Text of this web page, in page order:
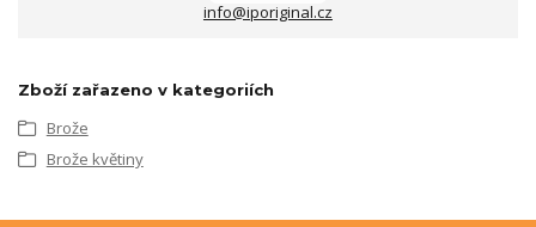
info@iporiginal.cz
Zboží zařazeno v kategoriích
Brože
Brože květiny